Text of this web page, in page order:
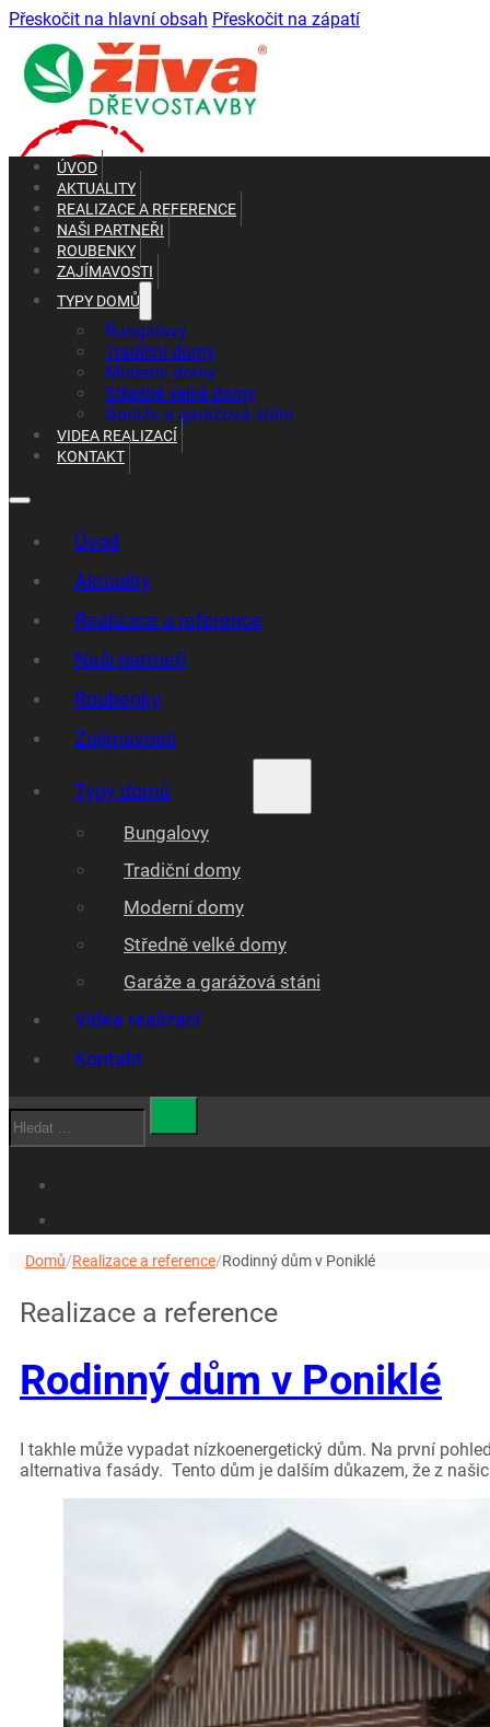
Přeskočit na hlavní obsah Přeskočit na zápatí
+420 602 661 287
+420 465 637 010
ÚVOD
AKTUALITY
REALIZACE A REFERENCE
NAŠI PARTNEŘI
ROUBENKY
ZAJÍMAVOSTI
TYPY DOMŮ
Bungalovy
Tradiční domy
Moderní domy
Středně velké domy
Garáže a garážová stáni
VIDEA REALIZACÍ
KONTAKT
Úvod
Aktuality
Realizace a reference
Naši partneři
Roubenky
Zajímavosti
Typy domů
Bungalovy
Tradiční domy
Moderní domy
Středně velké domy
Garáže a garážová stáni
Videa realizací
Kontakt
Hledat
Domů/Realizace a reference/Rodinný dům v Poniklé
Realizace a reference
Rodinný dům v Poniklé
I takhle může vypadat nízkoenergetický dům. Na první
alternativa fasády. Tento dům je dalším důkazem, že z